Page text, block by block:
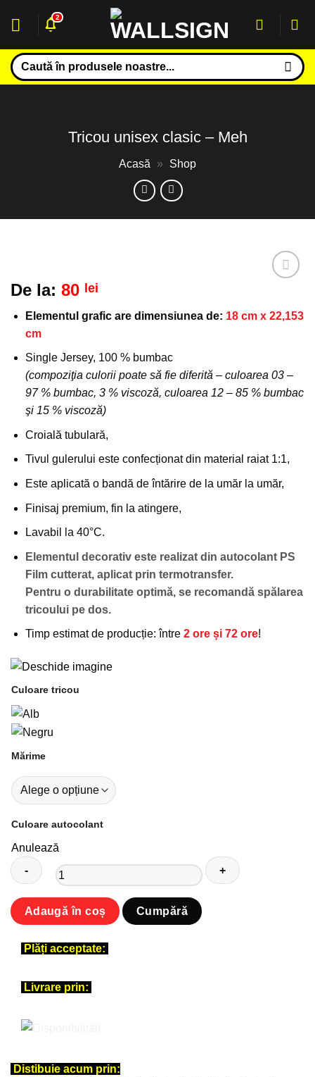
2
Caută
după:
Tricou unisex clasic – Meh
Acasă » Shop
favorite!
De la: 80 lei
Elementul grafic are dimensiunea de: 18 cm x 22,153
cm
Single Jersey, 100 % bumbac
(compoziţia culorii poate să fie diferită – culoarea 03 –
97 % bumbac, 3 % viscoză, culoarea 12 – 85 % bumbac
şi 15 % viscoză)
Croială tubulară,
Tivul gulerului este confecționat din material raiat 1:1,
Este aplicată o bandă de întărire de la umăr la umăr,
Finisaj premium, fin la atingere,
Lavabil la 40°C.
Elementul decorativ este realizat din autocolant PS
Film cutterat, aplicat prin termotransfer.
Pentru o durabilitate optimă, se recomandă spălarea
tricoului pe dos.
Timp estimat de producție: între 2 ore și 72 ore!
Culoare tricou
Mărime
Culoare autocolant
Anulează
Cantitate
Tricou
clasic
Meh
Adaugă în coș Cumpără
Plăți acceptate:
Livrare prin:
Distibuie acum prin: